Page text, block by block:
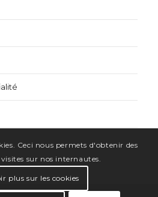
Ceci nous permets d'obtenir des
sur nos internautes.
plus sur les cookies